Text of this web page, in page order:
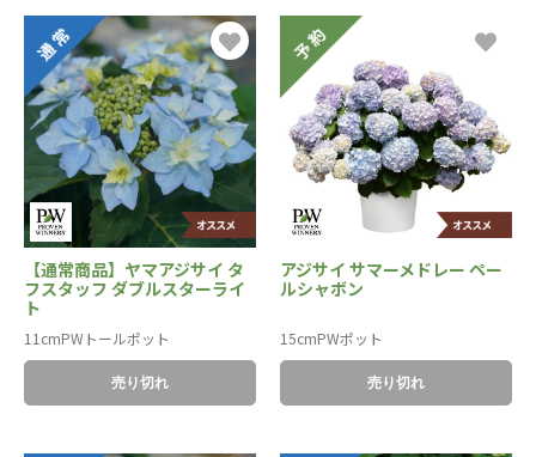
【通常商品】ヤマアジサイ タ
フスタッフ ダブルスターライ
ト
11cmPWトールポット
売り切れ
アジサイ サマーメドレー ペー
ルシャボン
15cmPWポット
売り切れ